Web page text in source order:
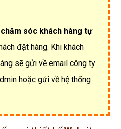
chăm sóc khách hàng tự
đặt hàng. Khi khách
sẽ gửi về email công ty
hoặc gửi về hệ thống